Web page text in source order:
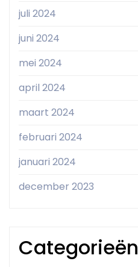
juli 2024
juni 2024
mei 2024
april 2024
maart 2024
februari 2024
januari 2024
december 2023
Categorieën